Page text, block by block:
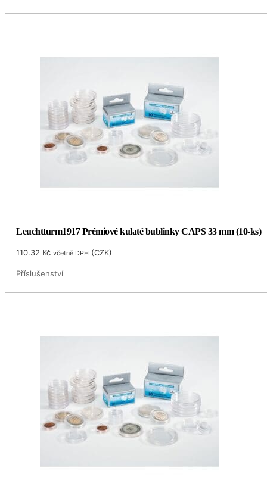
Leuchtturm1917 Prémiové kulaté bublinky CAPS 33 mm (10-ks)
110.32 Kč včetně DPH (CZK)
Příslušenství